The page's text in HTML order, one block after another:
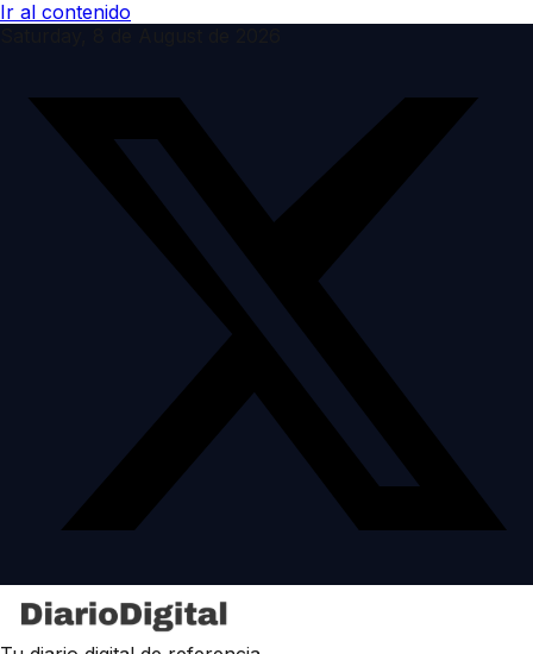
Ir al contenido